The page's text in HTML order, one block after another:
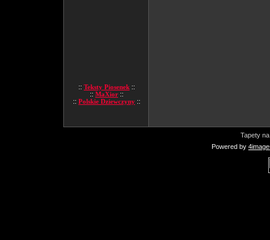
:: Teksty Piosenek ::
:: MaXior ::
:: Polskie Dziewczyny ::
Tapety
Powered by